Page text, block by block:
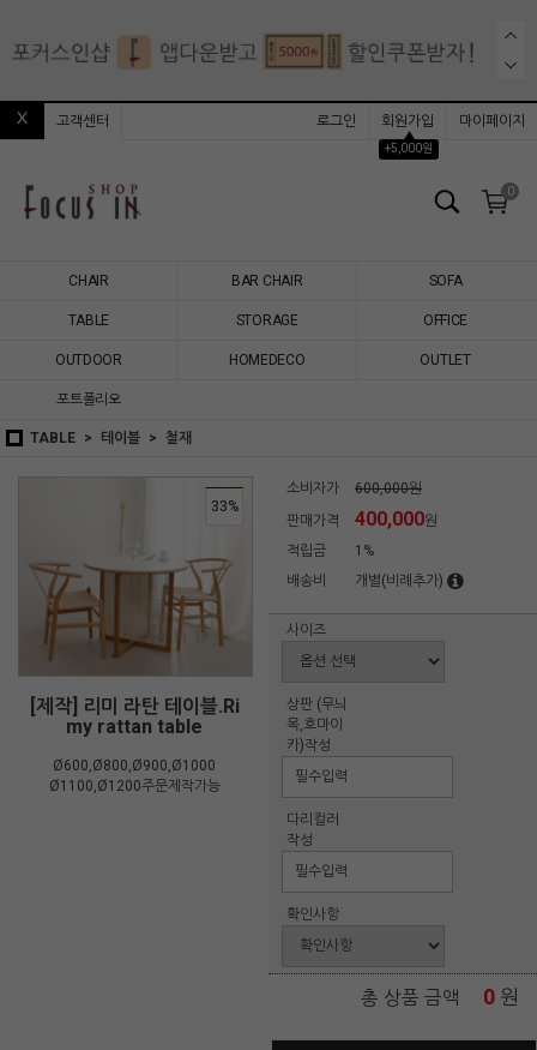
고객센터 로그인
회원가입
▲
+5,000원
마이페이지
0
CHAIR BAR CHAIR SOFA
TABLE STORAGE OFFICE
OUTDOOR HOMEDECO OUTLET
포트폴리오
TABLE 테이블 철재
33%
[제작] 리미 라탄 테이블.Ri
my rattan table
Ø600,Ø800,Ø900,Ø1000
Ø1100,Ø1200주문제작가능
소비자가
600,000원
판매가격
400,000원
적립금
1%
배송비
개별(비례추가)
사이즈
상판 (무늬
목,호마이
카)작성
다리컬러
작성
확인사항
총 상품 금액 0 원